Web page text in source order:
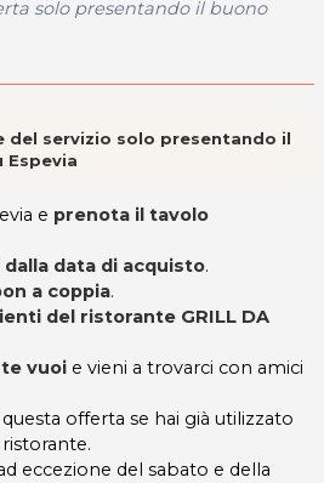
solo presentando il buono
del servizio solo presentando il
Espevia
e prenota il tavolo
data di acquisto.
a coppia.
del ristorante GRILL DA
vuoi e vieni a trovarci con amici
offerta se hai già utilizzato
eccezione del sabato e della